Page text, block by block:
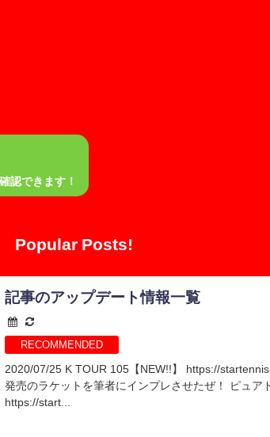
認できます！
Popular Posts!
記事のアップデート情報一覧
RECOMMENDED
2020/07/25 K TOUR 105【NEW!!】 https://
発売のラケットを筆者にインプレさせたぜ！ ピュア
https://start...